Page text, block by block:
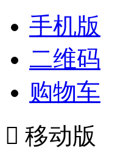
手机版
二维码
购物车
 移动版